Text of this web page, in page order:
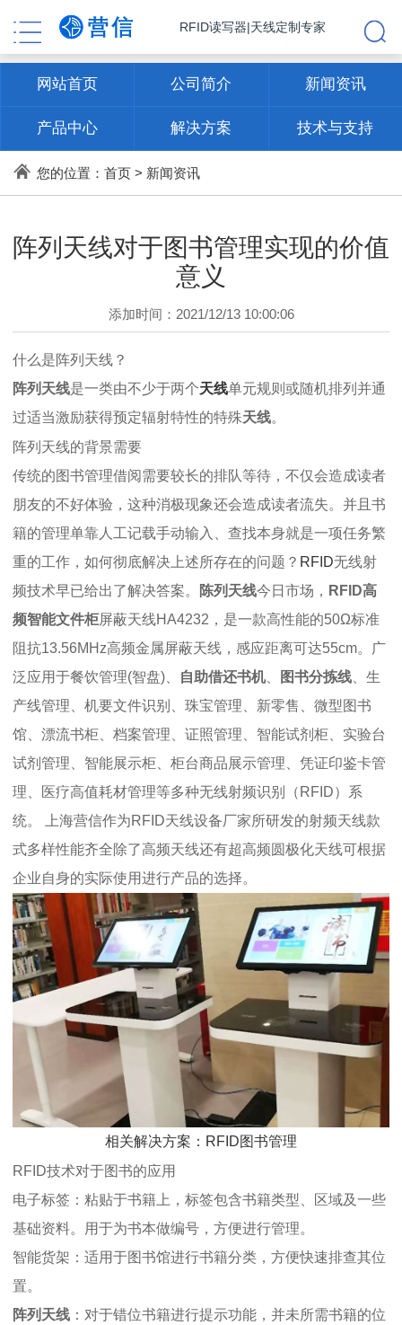
RFID读写器|天线定制专家
网站首页 公司简介 新闻资讯
产品中心 解决方案 技术与支持
联系方式
您的位置： 首页> 新闻资讯
阵列天线对于图书管理实现的价值
意义
添加时间：2021/12/13 10:00:06
什么是阵列天线？
阵列天线是一类由不少于两个天线单元规则或随机排列并通
过适当激励获得预定辐射特性的特殊天线。
阵列天线的背景需要
传统的图书管理借阅需要较长的排队等待，不仅会造成读者
朋友的不好体验，这种消极现象还会造成读者流失。并且书
籍的管理单靠人工记载手动输入、查找本身就是一项任务繁
重的工作，如何彻底解决上述所存在的问题？ RFID无线射
频技术早已给出了解决答案。
陈列天线今日市场， RFID高
频智能文件柜屏蔽天线HA4232，是一款高性能的50Ω标准
阻抗13.56MHz高频金属屏蔽天线，感应距离可达55cm。广
泛应用于餐饮管理(智盘)、
自助借还书机、 图书分拣线 、生
产线管理、机要文件识别、珠宝管理、新零售、微型图书
馆、漂流书柜、档案管理、证照管理、智能试剂柜、实验台
试剂管理、智能展示柜、柜台商品展示管理、凭证印鉴卡管
理、医疗高值耗材管理等多种无线射频识别（RFID）系
统。 上海营信作为RFID天线设备厂家所研发的射频天线款
式多样性能齐全除了高频天线还有超高频圆极化天线可根据
企业自身的实际使用进行产品的选择。
相关解决方案：RFID图书管理
RFID技术对于图书的应用
电子标签：粘贴于书籍上，标签包含书籍类型、区域及一些
基础资料。用于为书本做编号，方便进行管理。
智能货架：适用于图书馆进行书籍分类，方便快速排查其位
置。
阵列天线 ：对于错位书籍进行提示功能，并未所需书籍的位